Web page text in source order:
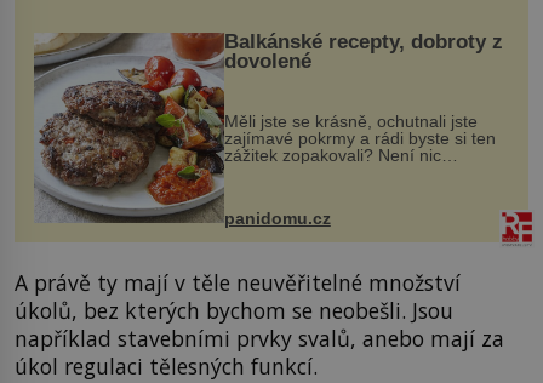
Balkánské recepty, dobroty z
dovolené
Měli jste se krásně, ochutnali jste
zajímavé pokrmy a rádi byste si ten
zážitek zopakovali? Není nic
snazšího. Pljeskavica (10 porcí)
Možná jste ji ochutnali na dovolené v
panidomu.cz
A právě ty mají v těle neuvěřitelné množství
úkolů, bez kterých bychom se neobešli. Jsou
například stavebními prvky svalů, anebo mají za
úkol regulaci tělesných funkcí.